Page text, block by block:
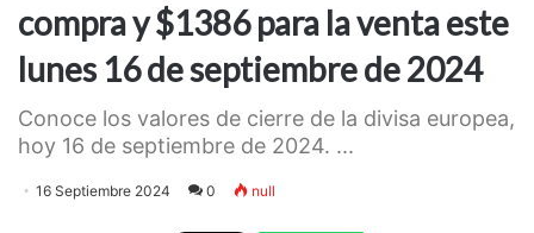
compra y $1386 para la venta este
lunes 16 de septiembre de 2024
Conoce los valores de cierre de la divisa europea,
hoy 16 de septiembre de 2024. ...
16 Septiembre 2024 0 null